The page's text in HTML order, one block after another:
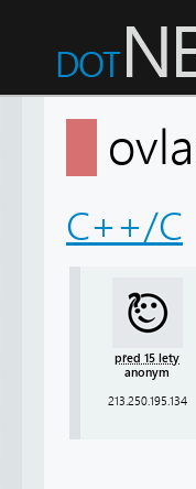
C++/C
před 15 lety
anonym
213.250.195.134